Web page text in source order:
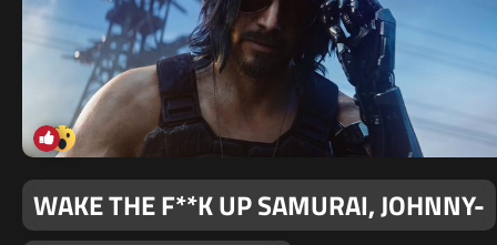
WAKE THE F**K UP SAMURAI, JOHNNY-